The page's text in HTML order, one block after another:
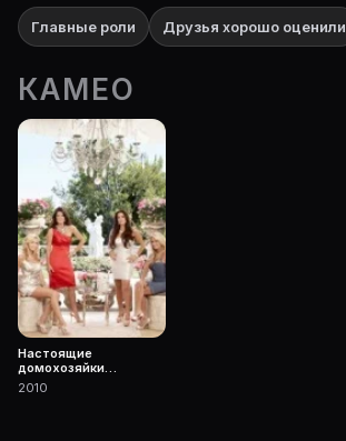
Главные роли Друзья хорошо оценили
КАМЕО
Настоящие
домохозяйки
Беверли-Хиллз
2010